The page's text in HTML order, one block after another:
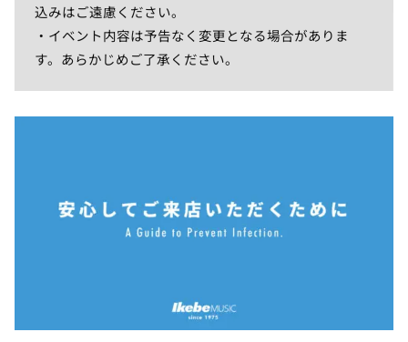
込みはご遠慮ください。
・イベント内容は予告なく変更となる場合がありま
す。あらかじめご了承ください。